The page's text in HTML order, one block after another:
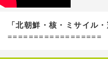
「北朝鮮・核・ミサイル
==================